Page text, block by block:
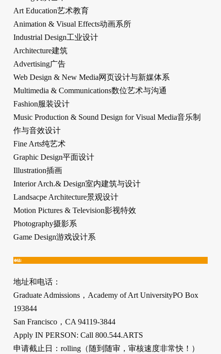
Art Education艺术教育
Animation & Visual Effects动画系所
Industrial Design工业设计
Architecture建筑
Advertising广告
Web Design & New Media网页设计与新媒体系
Multimedia & Communications数位艺术与沟通
Fashion服装设计
Music Production & Sound Design for Visual Media音乐制
作与音效设计
Fine Arts纯艺术
Graphic Design平面设计
Illustration插画
Interior Arch.& Design室内建筑与设计
Landsacpe Architecture景观设计
Motion Pictures & Television影视特效
Photography摄影系
Game Design游戏设计系
地址和电话：
Graduate Admissions，Academy of Art UniversityPO Box
193844
San Francisco，CA 94119-3844
Apply IN PERSON: Call 800.544.ARTS
申请截止日：rolling（随到随审，审核速度非常快！）